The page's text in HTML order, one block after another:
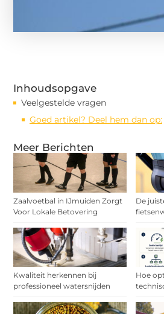
Inhoudsopgave
Veelgestelde vragen
Goed artikel? Deel hem dan op:
Meer Berichten
Zaalvoetbal in IJmuiden Zorgt
Voor Lokale Betovering
De
Kwaliteit herkennen bij
professioneel watersnijden
Hoe